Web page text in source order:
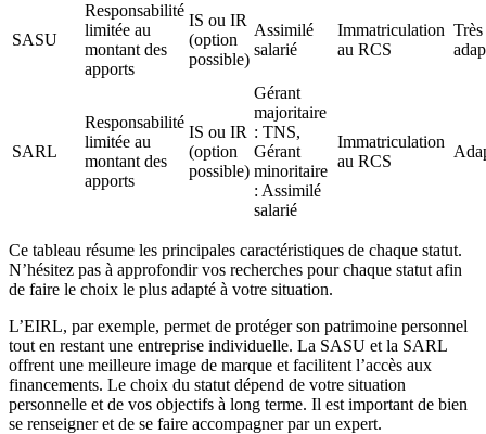
SASU
Responsabilité
limitée au
montant des
apports
IS ou IR
(option
possible)
Assimilé
salarié
Immatriculation
au RCS
Très
SARL
Responsabilité
limitée au
montant des
apports
IS ou IR
(option
possible)
Gérant
majoritaire
: TNS,
Gérant
minoritaire
: Assimilé
salarié
Immatriculation
au RCS
Ce tableau résume les principales caractéristiques de chaque statut.
N’hésitez pas à approfondir vos recherches pour chaque statut afin
de faire le choix le plus adapté à votre situation.
L’EIRL, par exemple, permet de protéger son patrimoine personnel
tout en restant une entreprise individuelle. La SASU et la SARL
offrent une meilleure image de marque et facilitent l’accès aux
financements. Le choix du statut dépend de votre situation
personnelle et de vos objectifs à long terme. Il est important de bien
se renseigner et de se faire accompagner par un expert.